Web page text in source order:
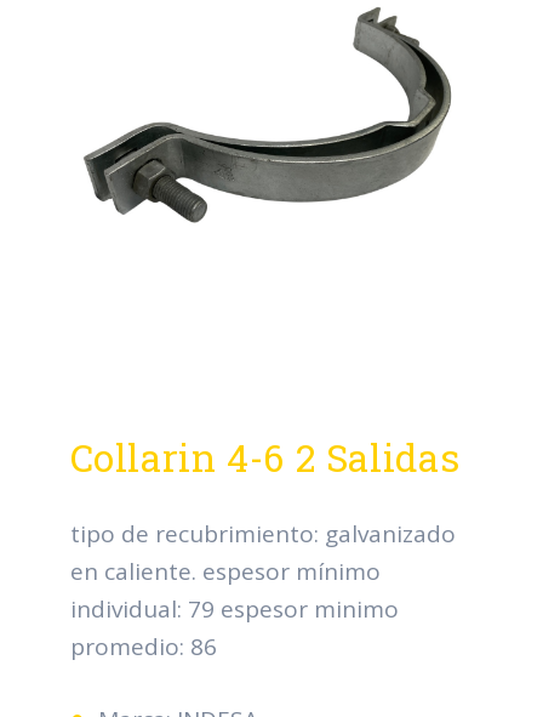
Collarin 4-6 2 Salidas
tipo de recubrimiento: galvanizado
en caliente. espesor mínimo
individual: 79 espesor minimo
promedio: 86